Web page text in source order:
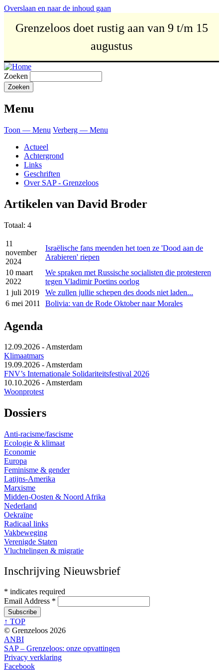
Overslaan en naar de inhoud gaan
Grenzeloos doet rustig aan van 9 t/m 15
augustus
Zoeken
Menu
Toon — Menu Verberg — Menu
Actueel
Achtergrond
Links
Geschriften
Over SAP - Grenzeloos
Artikelen van David Broder
Totaal: 4
11
november
2024
Israëlische fans meenden het toen ze 'Dood aan de
Arabieren' riepen
10 maart
2022
We spraken met Russische socialisten die protesteren
tegen Vladimir Poetins oorlog
1 juli 2019
We zullen jullie schepen des doods niet laden...
6 mei 2011
Bolivia: van de Rode Oktober naar Morales
Agenda
12.09.2026 -Amsterdam
Klimaatmars
19.09.2026 -Amsterdam
FNV’s Internationale Solidariteitsfestival 2026
10.10.2026 -Amsterdam
Woonprotest
Dossiers
Anti-racisme/fascisme
Ecologie & klimaat
Economie
Europa
Feminisme & gender
Latijns-Amerika
Marxisme
Midden-Oosten & Noord Afrika
Nederland
Oekraïne
Radicaal links
Vakbeweging
Verenigde Staten
Vluchtelingen & migratie
Inschrijving Nieuwsbrief
* indicates required
Email Address *
↑ TOP
© Grenzeloos 2026
ANBI
SAP – Grenzeloos: onze opvattingen
Privacy verklaring
Facebook